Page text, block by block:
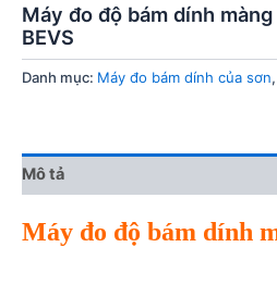
Máy đo độ bám dính
BEVS
Danh mục: Máy đo bám dính của sơn,
Mô tả
Máy đo độ bám dính